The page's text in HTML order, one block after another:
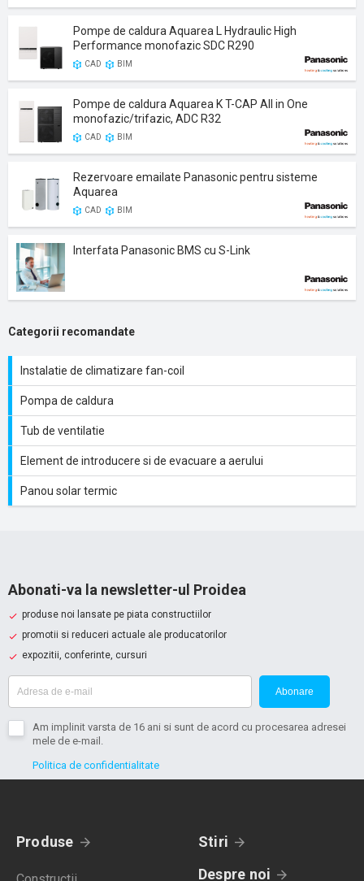
Pompe de caldura Aquarea L Hydraulic High
Performance monofazic SDC R290
CAD BIM
Pompe de caldura Aquarea K T-CAP All in One
monofazic/trifazic, ADC R32
CAD BIM
Rezervoare emailate Panasonic pentru sisteme
Aquarea
CAD BIM
Interfata Panasonic BMS cu S-Link
Categorii recomandate
Instalatie de climatizare fan-coil
Pompa de caldura
Tub de ventilatie
Element de introducere si de evacuare a aerului
Panou solar termic
Abonati-va la newsletter-ul Proidea
produse noi lansate pe piata constructiilor
promotii si reduceri actuale ale producatorilor
expozitii, conferinte, cursuri
Abonare
Am implinit varsta de 16 ani si sunt de acord cu procesarea adresei
mele de e-mail.
Politica de confidentialitate
Produse
Stiri
Despre noi